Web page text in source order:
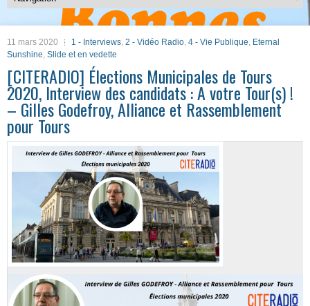
11 mars 2020 1 - Interviews, 2 - Vidéo Radio, 4 - Vie Publique, Eternal
Sunshine, Slide et en vedette
[CITERADIO] Élections Municipales de Tours
2020, Interview des candidats : A votre Tour(s) !
– Gilles Godefroy, Alliance et Rassemblement
pour Tours